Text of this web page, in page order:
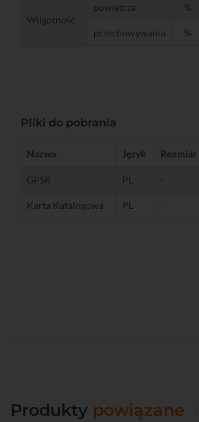
Wilgotność
powietrza %
przechowywania %
Pliki do pobrania
Nazwa Język Rozmiar
GPSR PL -
Karta Katalogowa PL -
Produkty powiązane